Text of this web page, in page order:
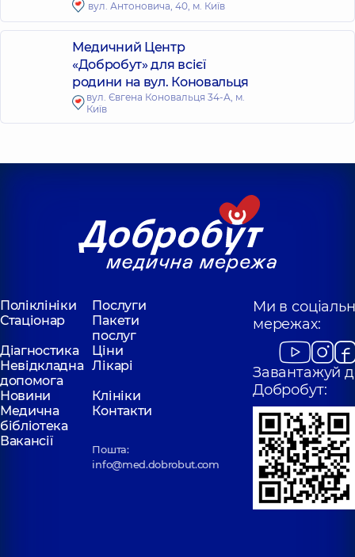
вул. Антоновича, 40, м. Київ
Медичний Центр
«Добробут» для всієї
родини на вул. Коновальця
вул. Євгена Коновальця 34-А, м.
Київ
Поліклініки
Послуги
Стаціонар
Пакети
послуг
Діагностика
Ціни
Невідкладна
допомога
Лікарі
Новини
Клініки
Медична
бібліотека
Контакти
Вакансії
Пошта:
info@med.dobrobut.com
Ми в
мережах:
Завантажуй
Добробут: